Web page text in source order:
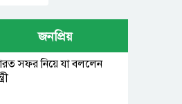
জনপ্রিয়
সফর নিয়ে যা বললেন